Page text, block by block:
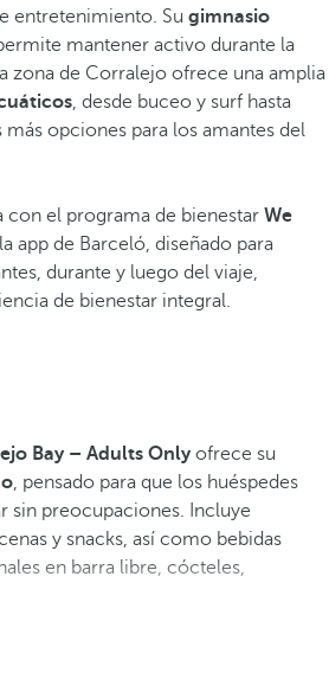
entretenimiento. Su gimnasio
mantener activo durante la
zona de Corralejo ofrece una amplia
, desde buceo y surf hasta
opciones para los amantes del
con el programa de bienestar We
app de Barceló, diseñado para
durante y luego del viaje,
de bienestar integral.
Bay – Adults Onlyofrece su
, pensado para que los huéspedes
sin preocupaciones. Incluye
y snacks, así como bebidas
en barra libre, cócteles,